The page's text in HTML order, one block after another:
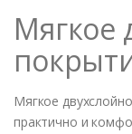
Мягкое
Мягкое
практично и